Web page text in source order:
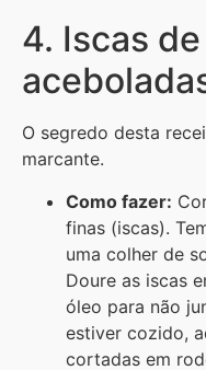
4. Iscas
O segredo desta
marcante.
Como fazer:
finas (iscas).
uma colher de
Doure as iscas
óleo para não
estiver cozido,
cortadas em